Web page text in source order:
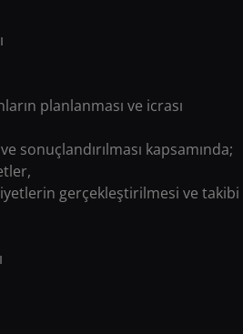
planlanması ve icrası
sonuçlandırılması kapsamında;
gerçekleştirilmesi ve takibi